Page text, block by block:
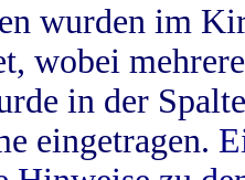
wurden im
wobei
in der
eingetragen.